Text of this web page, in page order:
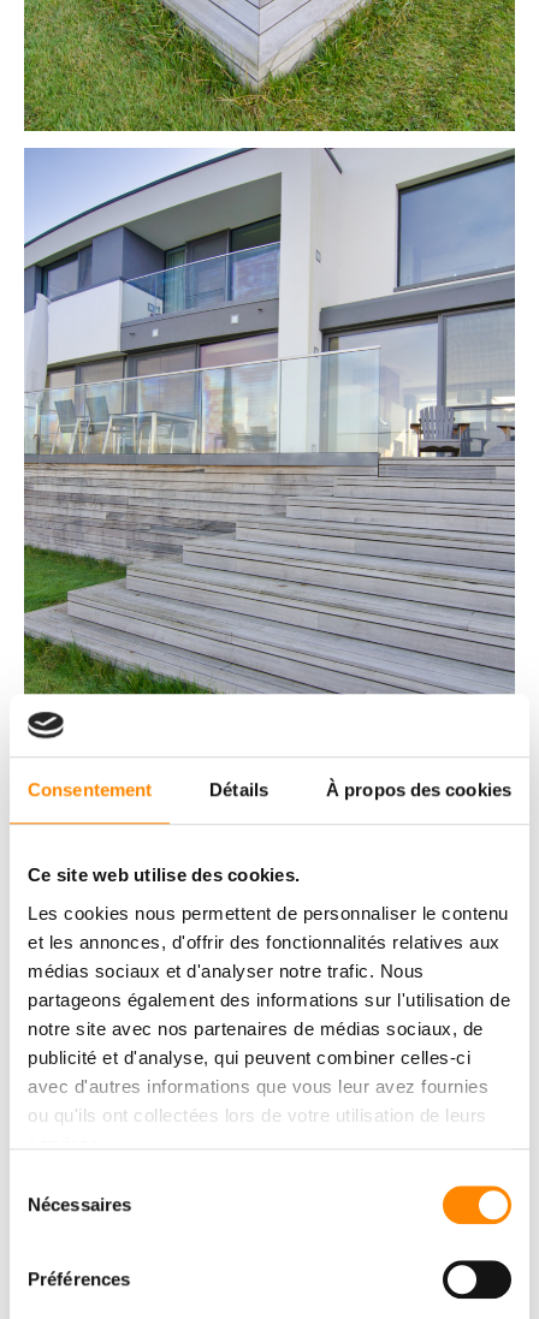
Consentement Détails À propos des cookies
Ce site web utilise des cookies.
Les cookies nous permettent de personnaliser le contenu
et les annonces, d'offrir des fonctionnalités relatives aux
médias sociaux et d'analyser notre trafic. Nous
partageons également des informations sur l'utilisation de
notre site avec nos partenaires de médias sociaux, de
publicité et d'analyse, qui peuvent combiner celles-ci
avec d'autres informations que vous leur avez fournies
ou qu'ils ont collectées lors de votre utilisation de leurs
Nécessaires
Préférences